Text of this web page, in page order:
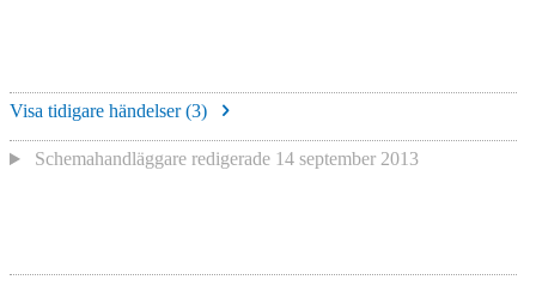
Visa tidigare händelser (3)
Schemahandläggare redigerade 14 september 2013